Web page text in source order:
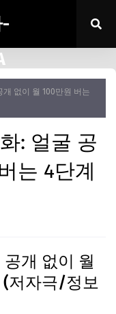
없이 월 100만원 버는
: 얼굴 공
는 4단계
개 없이 월
(저자극/정보